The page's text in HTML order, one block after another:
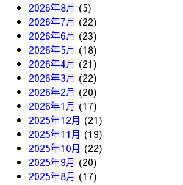
2026年8月 (5)
2026年7月 (22)
2026年6月 (23)
2026年5月 (18)
2026年4月 (21)
2026年3月 (22)
2026年2月 (20)
2026年1月 (17)
2025年12月 (21)
2025年11月 (19)
2025年10月 (22)
2025年9月 (20)
2025年8月 (17)